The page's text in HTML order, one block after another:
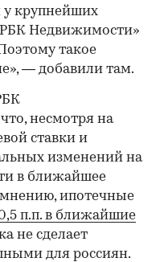
у крупнейших
Недвижимости»
такое
— добавили там.
несмотря на
ставки и
изменений на
в ближайшее
ипотечные
п.п. в ближайшие
не сделает
для россиян.